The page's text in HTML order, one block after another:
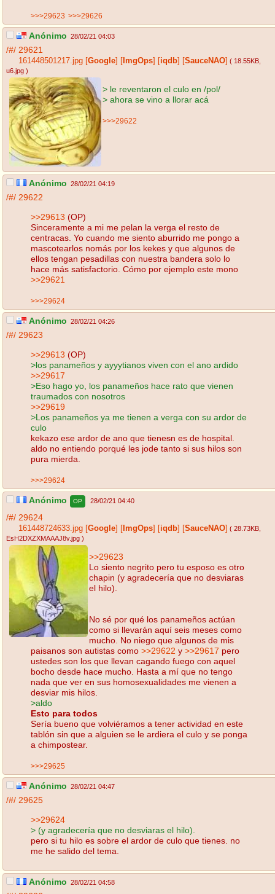
>>>29623 >>>29626
Anónimo 28/02/21 04:03
/#/ 29621
161448501217.jpg Google ImgOps iqdb SauceNAO ( 18.55KB
u6.jpg )
> le reventaron el culo en /pol/
> ahora se vino a llorar acá
>>>29622
Anónimo 28/02/21 04:19
/#/ 29622
>>29613 (OP)
Sinceramente a mi me pelan la verga el resto de
centracas. Yo cuando me siento aburrido me pongo a
mascotearlos nomás por los kekes y que algunos de
ellos tengan pesadillas con nuestra bandera solo lo
hace más satisfactorio. Cómo por ejemplo este mono
>>29621
>>>29624
Anónimo 28/02/21 04:26
/#/ 29623
>>29613 (OP)
>los panameños y ayyytianos viven con el ano ardido
>>29617
>Eso hago yo, los panameños hace rato que vienen
traumados con nosotros
>>29619
>Los panameños ya me tienen a verga con su ardor de
culo
kekazo ese ardor de ano que tienesn es de hospital.
aldo no entiendo porqué les jode tanto si sus hilos son
pura mierda.
>>>29624
Anónimo OP 28/02/21 04:40
/#/ 29624
161448724633.jpg Google ImgOps iqdb SauceNAO ( 28.73KB
EsH2DXZXMAAAJ8v.jpg )
>>29623
Lo siento negrito pero tu esposo es otro
chapin (y agradecería que no desviaras
el hilo).
No sé por qué los panameños actúan
como si llevarán aquí seis meses como
mucho. No niego que algunos de mis
paisanos son autistas como >>29622 y >>29617 pero
ustedes son los que llevan cagando fuego con aquel
bocho desde hace mucho. Hasta a mí que no tengo
nada que ver en sus homosexualidades me vienen a
desviar mis hilos.
>aldo
Esto para todos
Sería bueno que volviéramos a tener actividad en este
tablón sin que a alguien se le ardiera el culo y se ponga
a chimpostear.
>>>29625
Anónimo 28/02/21 04:47
/#/ 29625
>>29624
> (y agradecería que no desviaras el hilo).
pero si tu hilo es sobre el ardor de culo que tienes. no
me he salido del tema.
Anónimo 28/02/21 04:58